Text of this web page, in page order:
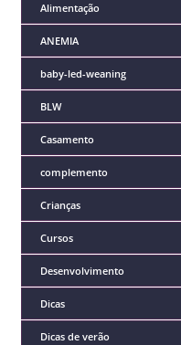
Alimentação
ANEMIA
baby-led-weaning
BLW
Casamento
complemento
Crianças
Cursos
Desenvolvimento
Dicas
Dicas de verão